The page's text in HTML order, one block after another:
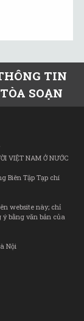
TIN
TÒA SOẠN
VIỆT NAM Ở NƯỚC
Biên Tập Tạp chí
website này; chỉ
bằng văn bản của
Nội